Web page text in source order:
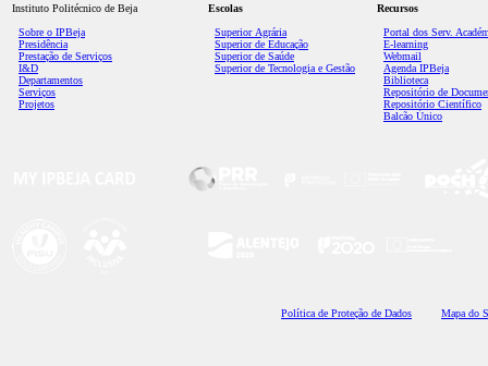
Instituto Politécnico de Beja
Sobre o IPBeja
Presidência
Prestação de Serviços
I&D
Departamentos
Serviços
Projetos
Escolas
Superior Agrária
Superior de Educação
Superior de Saúde
Superior de Tecnologia e Gestão
Recursos
Portal dos Serv.
E-learning
Webmail
Agenda IPBeja
Biblioteca
Repositório de
Repositório Científico
Balcão Único
Política de Proteção de Dados Mapa do